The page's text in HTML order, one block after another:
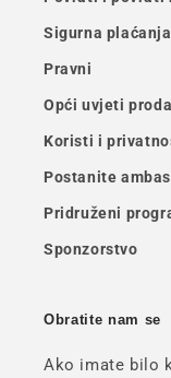
Sigurna plaćanja
Pravni
Opći uvjeti
Koristi i
Postanite
Pridruženi
Sponzorstvo
Obratite nam se
Ako imate bilo